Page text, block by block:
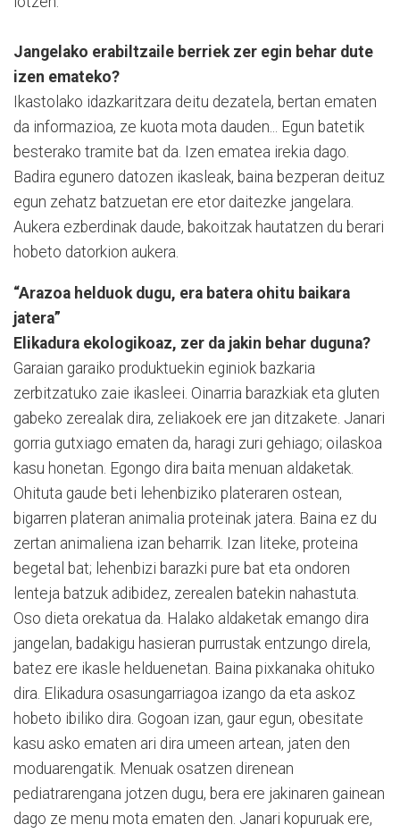
Jangelako erabiltzaile berriek zer egin behar dute
izen emateko?
Ikastolako idazkaritzara deitu dezatela, bertan ematen
da informazioa, ze kuota mota dauden... Egun batetik
besterako tramite bat da. Izen ematea irekia dago.
Badira egunero datozen ikasleak, baina bezperan deituz
egun zehatz batzuetan ere etor daitezke jangelara.
Aukera ezberdinak daude, bakoitzak hautatzen du berari
hobeto datorkion aukera.
“Arazoa helduok dugu, era batera ohitu baikara
jatera”
Elikadura ekologikoaz, zer da jakin behar duguna?
Garaian garaiko produktuekin eginiok bazkaria
zerbitzatuko zaie ikasleei. Oinarria barazkiak eta gluten
gabeko zerealak dira, zeliakoek ere jan ditzakete. Janari
gorria gutxiago ematen da, haragi zuri gehiago; oilaskoa
kasu honetan. Egongo dira baita menuan aldaketak.
Ohituta gaude beti lehenbiziko plateraren ostean,
bigarren plateran animalia proteinak jatera. Baina ez du
zertan animaliena izan beharrik. Izan liteke, proteina
begetal bat; lehenbizi barazki pure bat eta ondoren
lenteja batzuk adibidez, zerealen batekin nahastuta.
Oso dieta orekatua da. Halako aldaketak emango dira
jangelan, badakigu hasieran purrustak entzungo direla,
batez ere ikasle helduenetan. Baina pixkanaka ohituko
dira. Elikadura osasungarriagoa izango da eta askoz
hobeto ibiliko dira. Gogoan izan, gaur egun, obesitate
kasu asko ematen ari dira umeen artean, jaten den
moduarengatik. Menuak osatzen direnean
pediatrarengana jotzen dugu, bera ere jakinaren gainean
dago ze menu mota ematen den. Janari kopuruak ere,